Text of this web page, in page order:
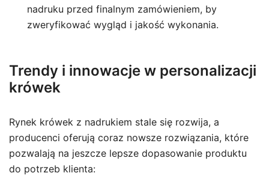
nadruku przed finalnym zamówieniem, by
zweryfikować wygląd i jakość wykonania.
Trendy i innowacje w personalizacji
krówek
Rynek krówek z nadrukiem stale się rozwija, a
producenci oferują coraz nowsze rozwiązania, które
pozwalają na jeszcze lepsze dopasowanie produktu
do potrzeb klienta: